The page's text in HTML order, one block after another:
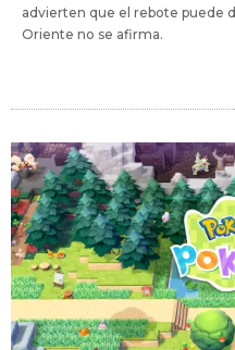
advierten que el rebote puede
Oriente no se afirma.